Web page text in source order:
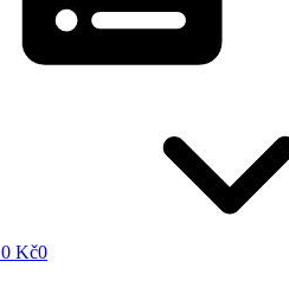
0 Kč0